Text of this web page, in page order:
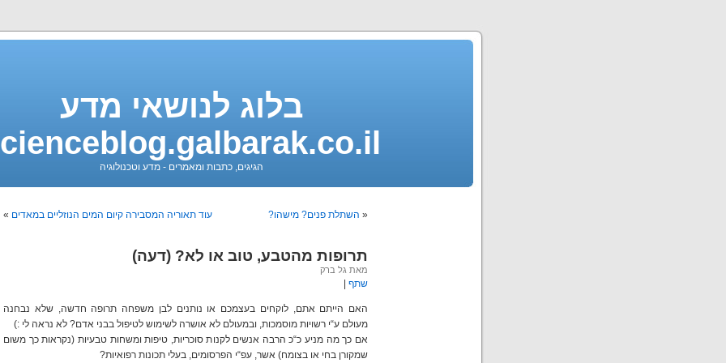
בלוג לנושאי מדע
הגיגים, כתבות ומאמרים - מדע וטכנולוגיה
« השתלת פנים? מישהו? עוד תאוריה המסבירה קיום המים הנוזליים במאדים »
תרופות מהטבע, טוב או לא? (דעה)
מאת גל ברק
שתף
האם הייתם אתם, לוקחים בעצמכם או נותנים לבן משפחה תרופה חדשה, שלא נבחנה
מעולם ע“י רשויות מוסמכות, ובמעולם לא אושרה לשימוש לטיפול בבני אדם? לא נראה לי :)
אם כך מה מניע כ“כ הרבה אנשים לקנות סוכריות, טיפות ומשחות טבעיות (נקראות כך משום
שמקורן בחי או בצומח) אשר, עפ“י הפרסומים, בעלי תכונות רפואיות?